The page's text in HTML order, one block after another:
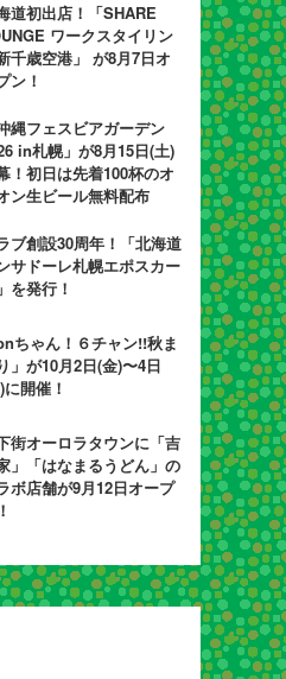
道初出店！「SHARE
ワークスタイリン
千歳空港」 が8月7日オ
ン！
縄フェスビアガーデン
in札幌」が8月15日(土)
！初日は先着100杯のオ
ン生ビール無料配布
ブ創設30周年！「北海道
サドーレ札幌エポスカー
を発行！
ちゃん！６チャン!!秋ま
」が10月2日(金)〜4日
開催！
街オーロラタウンに「吉
」「はなまるうどん」の
ボ店舗が9月12日オープ